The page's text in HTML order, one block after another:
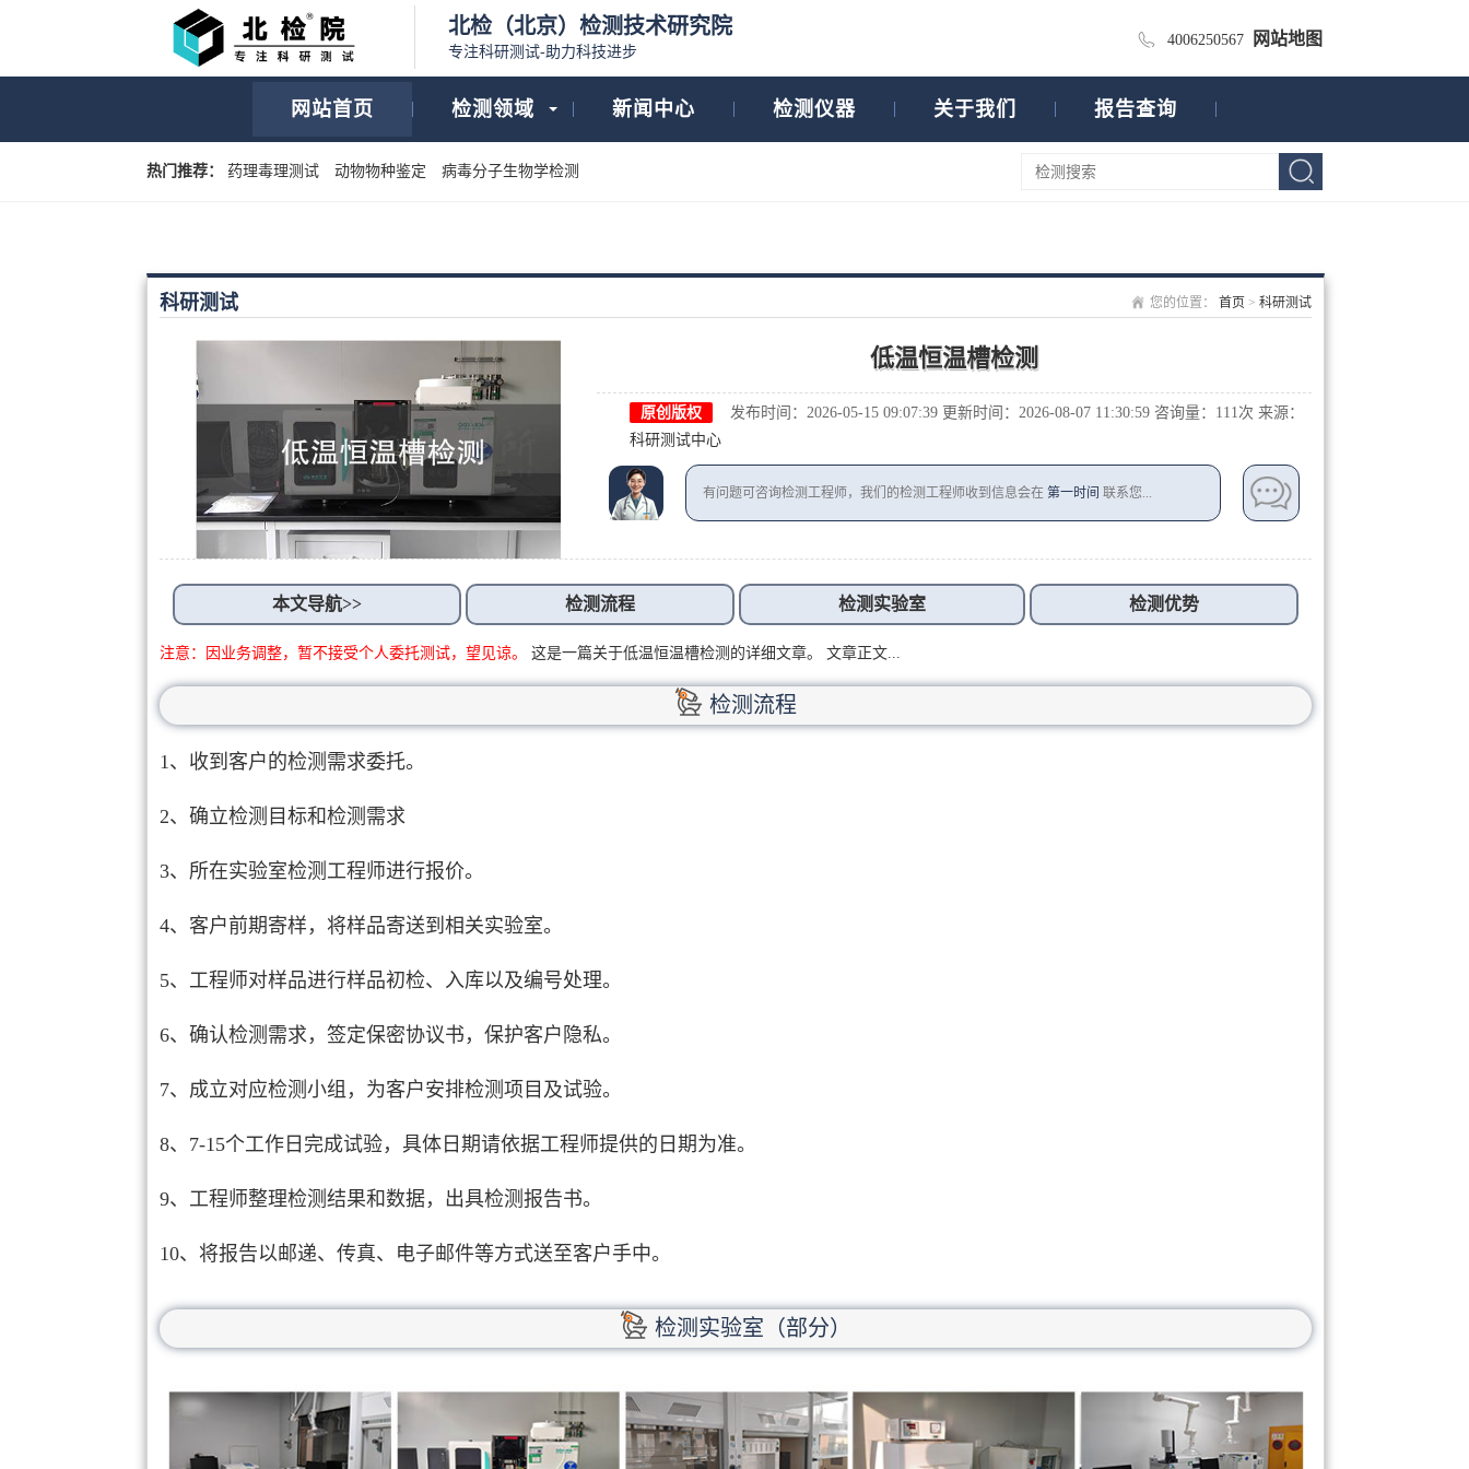
北检（北京）检测技术研究院
专注科研测试-助力科技进步
4006250567 网站地图
网站首页 检测领域 新闻中心 检测仪器 关于我们 报告查询
热门推荐： 药理毒理测试 动物物种鉴定 病毒分子生物学检测
您的位置： 首页> 科研测试
科研测试
低温恒温槽检测
原创版权 发布时间：2026-05-15 09:07:39 更新时间：2026-08-07 11:30:59 咨询量：1 11次 来源：
科研测试中心
有问题可咨询检测工程师，我们的检测工程师收到信息会在第一时间 联系您...
本文导航>> 检测流程 检测实验室 检测优势
注意：因业务调整，暂不接受个人委托测试，望见谅。 这是一篇关于低温恒温槽检测的详细文章。 文章正文...
检测流程
1、收到客户的检测需求委托。
2、确立检测目标和检测需求
3、所在实验室检测工程师进行报价。
4、客户前期寄样，将样品寄送到相关实验室。
5、工程师对样品进行样品初检、入库以及编号处理。
6、确认检测需求，签定保密协议书，保护客户隐私。
7、成立对应检测小组，为客户安排检测项目及试验。
8、7-15个工作日完成试验，具体日期请依据工程师提供的日期为准。
9、工程师整理检测结果和数据，出具检测报告书。
10、将报告以邮递、传真、电子邮件等方式送至客户手中。
检测实验室（部分）